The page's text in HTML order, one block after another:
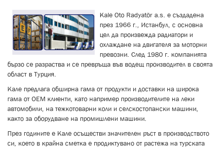
Kale Oto Radyatör a.s. е създадена
през 1966 г., Истанбул, с основна
цел да произвежда радиатори и
охлаждане на двигателя за моторни
превозни. След 1980 г. компанията
бързо се разраства и се превръща във водещ производител в своята
област в Турция.
Кале предлага обширна гама от продукти и доставки на широка
гама от ОЕМ клиенти, като например производителите на леки
автомобили, на тежкотоварни коли и селскостопански машини,
както за оборудване на промишлени машини.
През годините е Кале осъществи значителен ръст в производството
си, което в крайна сметка е продиктувано от растежа на турската